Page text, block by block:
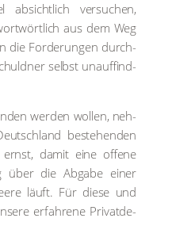
absicht­lich ver­su­chen,
aus dem Weg
die For­de­run­gen durch­
selbst unauf­find­
wer­den wol­len, neh­
bestehen­den
damit eine offe­ne
über die Abga­be einer
läuft. Für die­se und
erfah­re­ne Pri­vat­de­